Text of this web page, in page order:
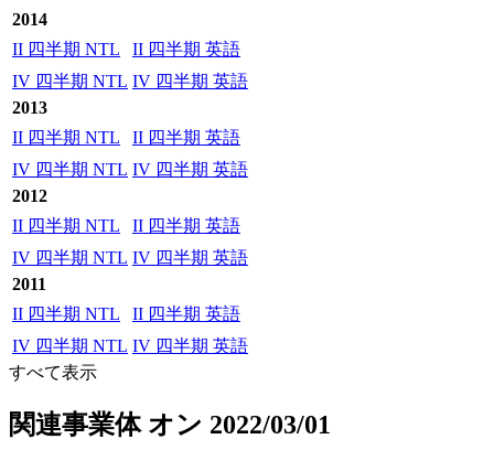
2014
II 四半期 NTL
II 四半期 英語
IV 四半期 NTL IV 四半期 英語
2013
II 四半期 NTL
II 四半期 英語
IV 四半期 NTL IV 四半期 英語
2012
II 四半期 NTL
II 四半期 英語
IV 四半期 NTL IV 四半期 英語
2011
II 四半期 NTL
II 四半期 英語
IV 四半期 NTL IV 四半期 英語
すべて表示
関連事業体 オン 2022/03/01